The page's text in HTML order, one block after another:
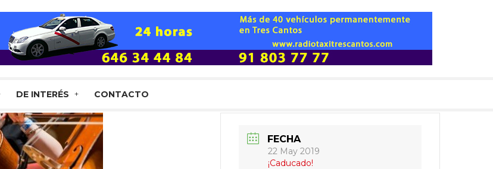
DE INTERÉS CONTACTO
FECHA
22 May 2019
¡Caducado!